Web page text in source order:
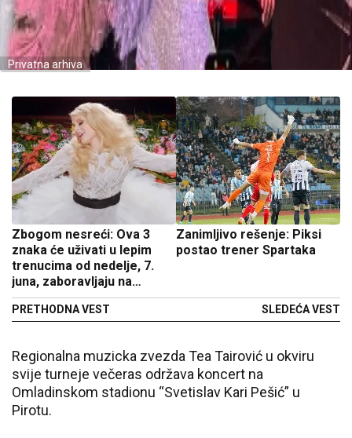
Privatna arhiva
Zbogom nesreći: Ova 3
znaka će uživati u lepim
trenucima od nedelje, 7.
juna, zaboravljaju na
probleme
PRETHODNA VEST
Zanimljivo rešenje: Piksi
postao trener Spartaka
SLEDEĆA VEST
Regionalna muzicka zvezda Tea Tairović u okviru
svije turneje večeras održava koncert na
Omladinskom stadionu “Svetislav Kari Pešić” u
Pirotu.